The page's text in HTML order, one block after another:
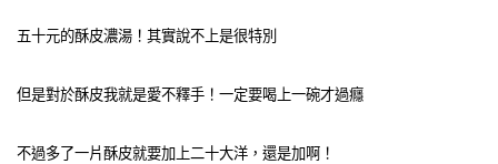
五十元的酥皮濃湯！其實說不上是很特別
但是對於酥皮我就是愛不釋手！一定要喝上一碗才過癮
不過多了一片酥皮就要加上二十大洋，還是加啊！